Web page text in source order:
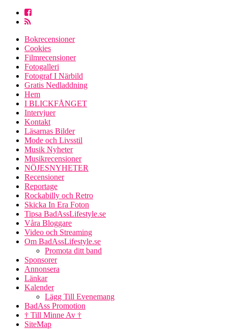
Bokrecensioner
Cookies
Filmrecensioner
Fotogalleri
Fotograf I Närbild
Gratis Nedladdning
Hem
I BLICKFÅNGET
Intervjuer
Kontakt
Läsarnas Bilder
Mode och Livsstil
Musik Nyheter
Musikrecensioner
NÖJESNYHETER
Recensioner
Reportage
Rockabilly och Retro
Skicka In Era Foton
Tipsa BadAssLifestyle.se
Våra Bloggare
Video och Streaming
Om BadAssLifestyle.se
Promota ditt band
Sponsorer
Annonsera
Länkar
Kalender
Lägg Till Evenemang
BadAss Promotion
† Till Minne Av †
SiteMap